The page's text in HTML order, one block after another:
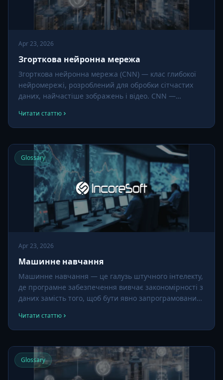
Apr 23, 2026
Згорткова нейронна мережа
Згорткова нейронна мережа (CNN) — клас глибокої
нейромережі, розроблений для обробки сітчастих
даних, найчастіше зображень і відео. CNN —
читанням номерів, детекцією об'єктів і практично
всіма сучасними задачами комп'ютерного зору.
Читати статтю
Glossary
Apr 23, 2026
Машинне навчання
Машинне навчання — це галузь штучного інтелекту,
де програмне забезпечення вивчає закономірності з
даних замість того, щоб бути явно запрограмованим
дозволяє системі розпізнавати обличчя, читати
номери або виявляти дим без того, щоб розробник
Читати статтю
Glossary